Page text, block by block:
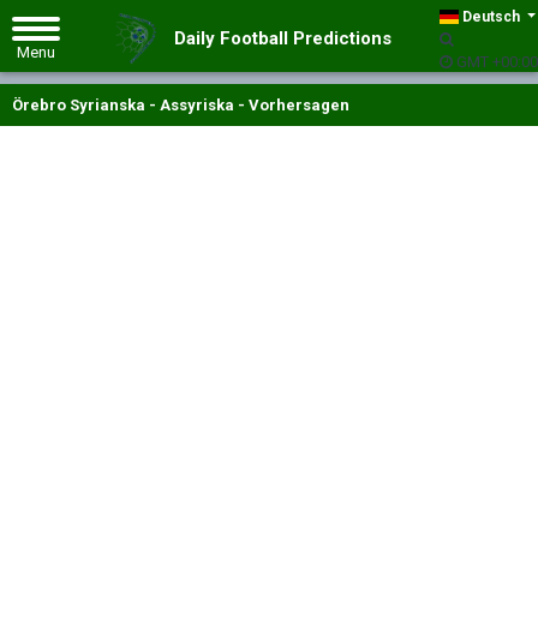
Deutsch
GMT +00:00
Daily Football Predictions
Örebro Syrianska - Assyriska - Vorhersagen